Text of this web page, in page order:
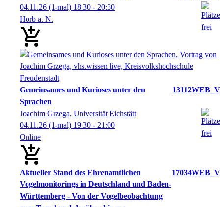
04.11.26 (1-mal) 18:30 - 20:30
Horb a. N.
Gemeinsames und Kurioses unter den
Sprachen
13112WEB_V
Joachim Grzega, Universität Eichstätt
04.11.26 (1-mal) 19:30 - 21:00
Online
Aktueller Stand des Ehrenamtlichen
Vogelmonitorings in Deutschland und Baden-
Württemberg - Von der Vogelbeobachtung
17034WEB_V